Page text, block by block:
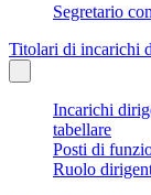
Segretario
Titolari di incarichi
Incarichi
tabellare
Posti di
Ruolo